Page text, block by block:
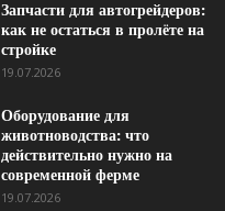
Запчасти для автогрейдеров:
как не остаться в пролёте на
стройке
19.07.2026
Оборудование для
животноводства: что
действительно нужно на
современной ферме
19.07.2026